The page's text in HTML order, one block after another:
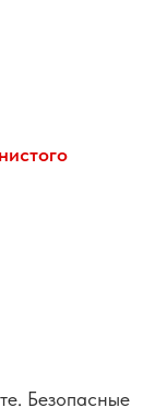
Безопасные